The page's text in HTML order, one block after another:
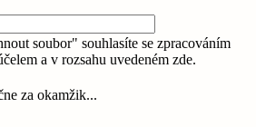
soubor" souhlasíte se zpracováním
a v rozsahu uvedeném zde.
za okamžik...